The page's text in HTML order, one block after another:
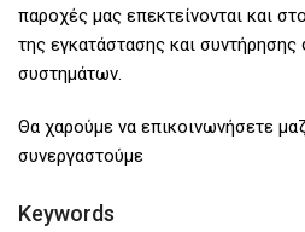
παροχές μας επεκτείνονται και
της εγκατάστασης και
συστημάτων.
Θα χαρούμε να επικοινωνήσετε
συνεργαστούμε
Keywords